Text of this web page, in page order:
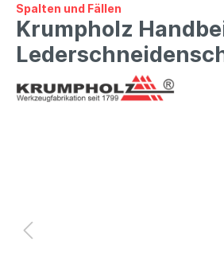
Spalten und Fällen
Krumpholz